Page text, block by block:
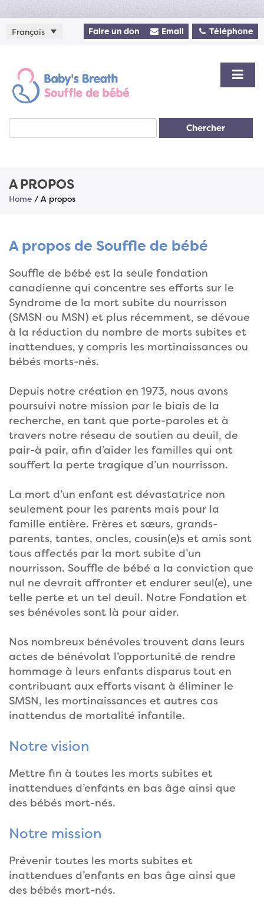
Français Faire un don Email Téléphone
Chercher
A PROPOS
Home / A propos
A propos de Souffle de bébé
Souffle de bébé est la seule fondation
canadienne qui concentre ses efforts sur le
Syndrome de la mort subite du nourrisson
(SMSN ou MSN) et plus récemment, se dévoue
à la réduction du nombre de morts subites et
inattendues, y compris les mortinaissances ou
bébés morts-nés.
Depuis notre création en 1973, nous avons
poursuivi notre mission par le biais de la
recherche, en tant que porte-paroles et à
travers notre réseau de soutien au deuil, de
pair-à pair, afin d’aider les familles qui ont
souffert la perte tragique d’un nourrisson.
La mort d’un enfant est dévastatrice non
seulement pour les parents mais pour la
famille entière. Frères et sœurs, grands-
parents, tantes, oncles, cousin(e)s et amis sont
tous affectés par la mort subite d’un
nourrisson. Souffle de bébé a la conviction que
nul ne devrait affronter et endurer seul(e), une
telle perte et un tel deuil. Notre Fondation et
ses bénévoles sont là pour aider.
Nos nombreux bénévoles trouvent dans leurs
actes de bénévolat l’opportunité de rendre
hommage à leurs enfants disparus tout en
contribuant aux efforts visant à éliminer le
SMSN, les mortinaissances et autres cas
inattendus de mortalité infantile.
Notre vision
Mettre fin à toutes les morts subites et
inattendues d’enfants en bas âge ainsi que
des bébés mort-nés.
Notre mission
Prévenir toutes les morts subites et
inattendues d’enfants en bas âge ainsi que
des bébés mort-nés.